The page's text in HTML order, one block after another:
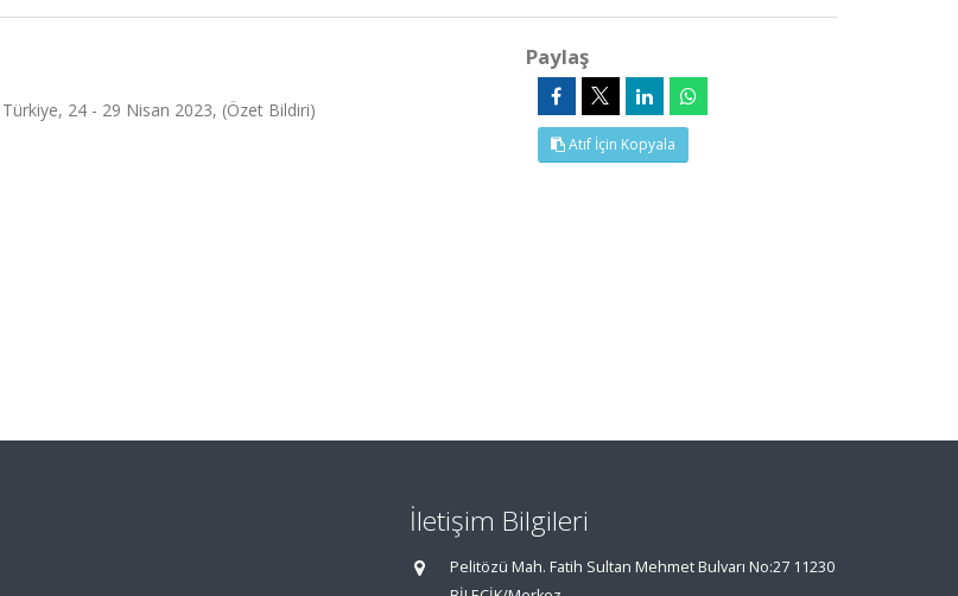
24 - 29 Nisan 2023, (Özet Bildiri)
Paylaş
Atıf İçin Kopyala
İletişim Bilgileri
Pelitözü Mah. Fatih Sultan Mehmet Bulvarı No:27 11230